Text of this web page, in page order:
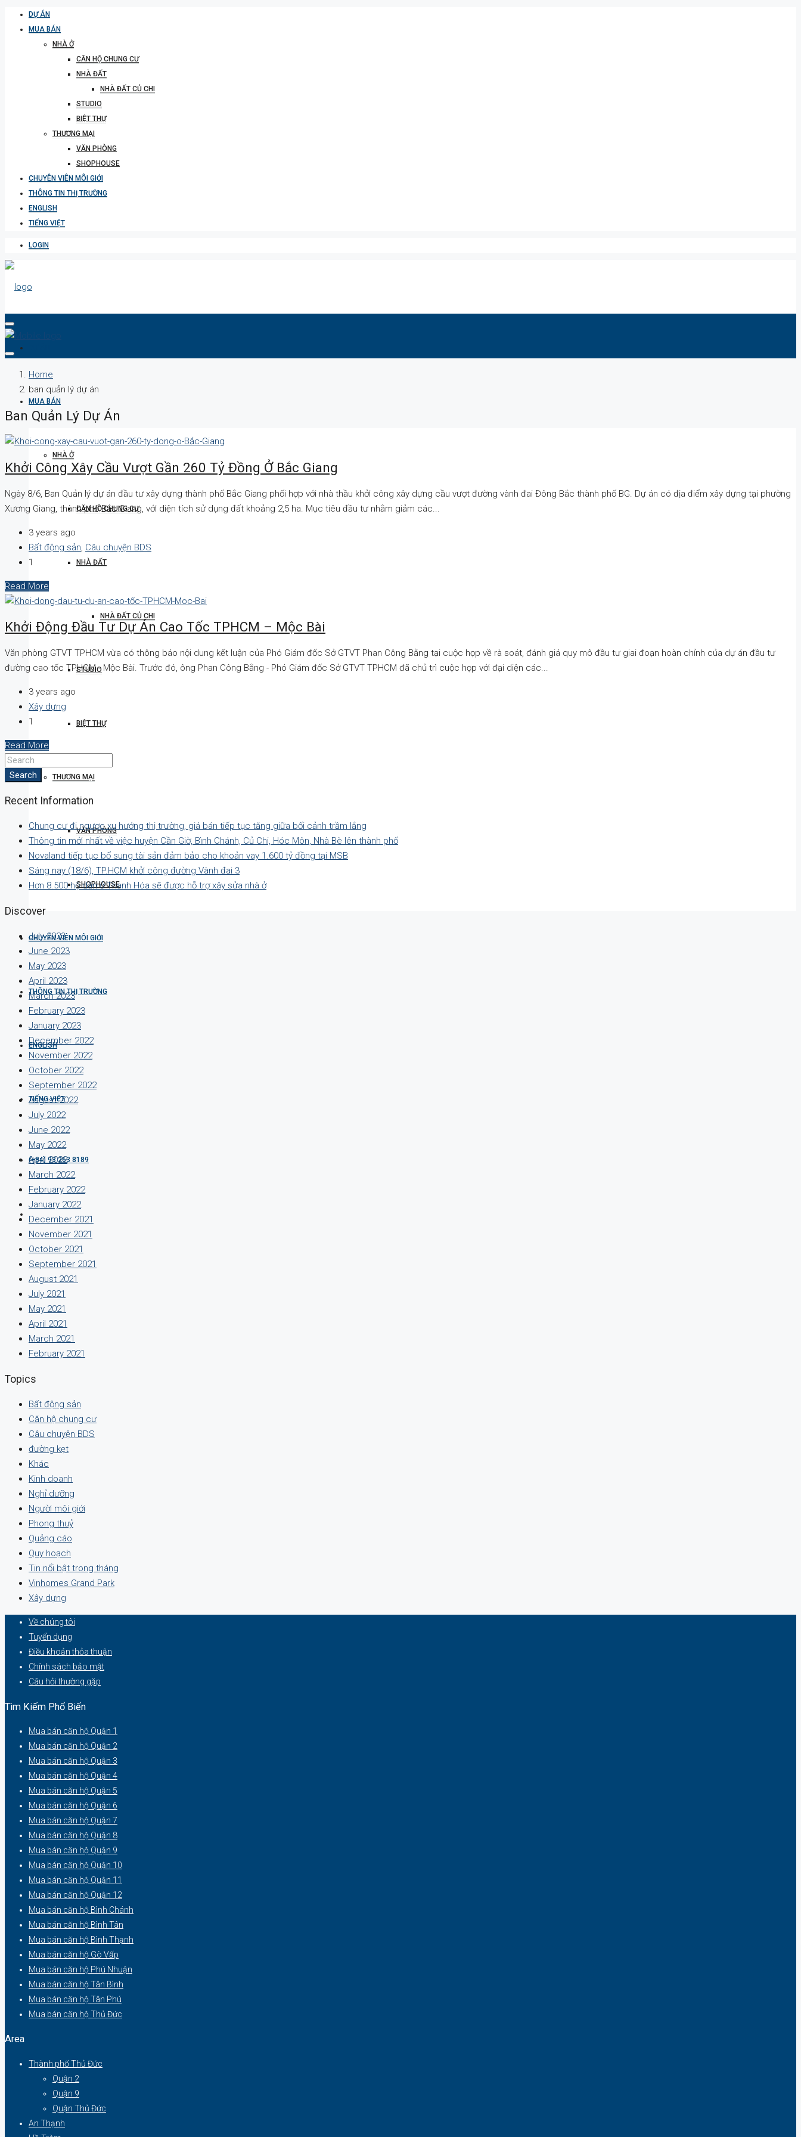
DỰ ÁN
MUA BÁN
NHÀ Ở
CĂN HỘ CHUNG CƯ
NHÀ ĐẤT
NHÀ ĐẤT CỦ CHI
STUDIO
BIỆT THỰ
THƯƠNG MẠI
VĂN PHÒNG
SHOPHOUSE
CHUYÊN VIÊN MÔI GIỚI
THÔNG TIN THỊ TRƯỜNG
ENGLISH
TIẾNG VIỆT
LOGIN
MUA BÁN
NHÀ Ở
CĂN HỘ CHUNG CƯ
NHÀ ĐẤT
NHÀ ĐẤT CỦ CHI
STUDIO
BIỆT THỰ
THƯƠNG MẠI
VĂN PHÒNG
SHOPHOUSE
CHUYÊN VIÊN MÔI GIỚI
THÔNG TIN THỊ TRƯỜNG
ENGLISH
TIẾNG VIỆT
(+84) 93 263 8189
Home
ban quản lý dự án
Ban Quản Lý Dự Án
Khởi Công Xây Cầu Vượt Gần 260 Tỷ Đồng Ở Bắc Giang
Ngày 8/6, Ban Quản lý dự án đầu tư xây dựng thành phố Bắc Giang phối hợp với nhà thầu khởi công xây dựng cầu vượt đường vành đai Đông Bắc thành phố BG. Dự án có địa điểm xây dựng tại phường
Xương Giang, thành phố Bắc Giang, với diện tích sử dụng đất khoảng 2,5 ha. Mục tiêu đầu tư nhằm giảm các...
3 years ago
Bất động sản, Câu chuyện BDS
1
Read More
Khởi Động Đầu Tư Dự Án Cao Tốc TPHCM – Mộc Bài
Văn phòng GTVT TPHCM vừa có thông báo nội dung kết luận của Phó Giám đốc Sở GTVT Phan Công Bằng tại cuộc họp về rà soát, đánh giá quy mô đầu tư giai đoạn hoàn chỉnh của dự án đầu tư
đường cao tốc TPHCM - Mộc Bài. Trước đó, ông Phan Công Bằng - Phó Giám đốc Sở GTVT TPHCM đã chủ trì cuộc họp với đại diện các...
3 years ago
Xây dựng
1
Read More
Search
Recent Information
Chung cư đi ngược xu hướng thị trường, giá bán tiếp tục tăng giữa bối cảnh trầm lắng
Thông tin mới nhất về việc huyện Cần Giờ, Bình Chánh, Củ Chi, Hóc Môn, Nhà Bè lên thành phố
Novaland tiếp tục bổ sung tài sản đảm bảo cho khoản vay 1.600 tỷ đồng tại MSB
Sáng nay (18/6), TP.HCM khởi công đường Vành đai 3
Hơn 8.500 hộ dân ở Thanh Hóa sẽ được hỗ trợ xây sửa nhà ở
Discover
July 2023
June 2023
May 2023
April 2023
March 2023
February 2023
January 2023
December 2022
November 2022
October 2022
September 2022
August 2022
July 2022
June 2022
May 2022
April 2022
March 2022
February 2022
January 2022
December 2021
November 2021
October 2021
September 2021
August 2021
July 2021
May 2021
April 2021
March 2021
February 2021
Topics
Bất động sản
Căn hộ chung cư
Câu chuyện BDS
đường kẹt
Khác
Kinh doanh
Nghỉ dưỡng
Người môi giới
Phong thuỷ
Quảng cáo
Quy hoạch
Tin nổi bật trong tháng
Vinhomes Grand Park
Xây dựng
Về chúng tôi
Tuyển dụng
Điều khoản thỏa thuận
Chính sách bảo mật
Câu hỏi thường gặp
Tìm Kiếm Phổ Biến
Mua bán căn hộ Quận 1
Mua bán căn hộ Quận 2
Mua bán căn hộ Quận 3
Mua bán căn hộ Quận 4
Mua bán căn hộ Quận 5
Mua bán căn hộ Quận 6
Mua bán căn hộ Quận 7
Mua bán căn hộ Quận 8
Mua bán căn hộ Quận 9
Mua bán căn hộ Quận 10
Mua bán căn hộ Quận 11
Mua bán căn hộ Quận 12
Mua bán căn hộ Bình Chánh
Mua bán căn hộ Bình Tân
Mua bán căn hộ Bình Thạnh
Mua bán căn hộ Gò Vấp
Mua bán căn hộ Phú Nhuận
Mua bán căn hộ Tân Bình
Mua bán căn hộ Tân Phú
Mua bán căn hộ Thủ Đức
Area
Thành phố Thủ Đức
Quận 2
Quận 9
Quận Thủ Đức
An Thạnh